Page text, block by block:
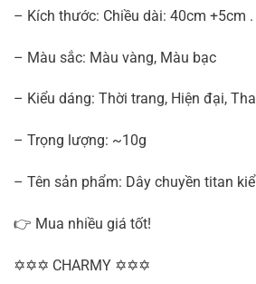
– Kích thước: Chiều dài: 40cm +5cm .
– Màu sắc: Màu vàng, Màu bạc
– Kiểu dáng: Thời trang, Hiện đại,
– Trọng lượng: ~10g
– Tên sản phẩm: Dây chuyền titan
👉 Mua nhiều giá tốt!
✡✡✡ CHARMY ✡✡✡